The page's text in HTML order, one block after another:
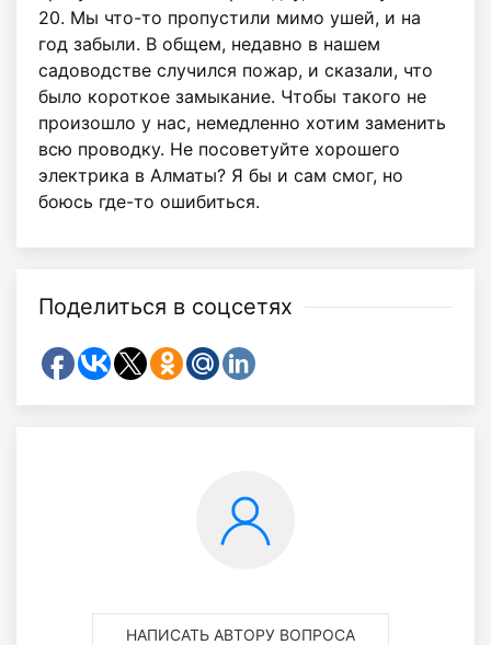
20. Мы что-то пропустили мимо ушей, и на
год забыли. В общем, недавно в нашем
садоводстве случился пожар, и сказали, что
было короткое замыкание. Чтобы такого не
произошло у нас, немедленно хотим заменить
всю проводку. Не посоветуйте хорошего
электрика в Алматы? Я бы и сам смог, но
боюсь где-то ошибиться.
Поделиться в соцсетях
НАПИСАТЬ АВТОРУ ВОПРОСА